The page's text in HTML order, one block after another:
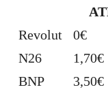
Revolut 0€
N26
1,70€
BNP
3,50€